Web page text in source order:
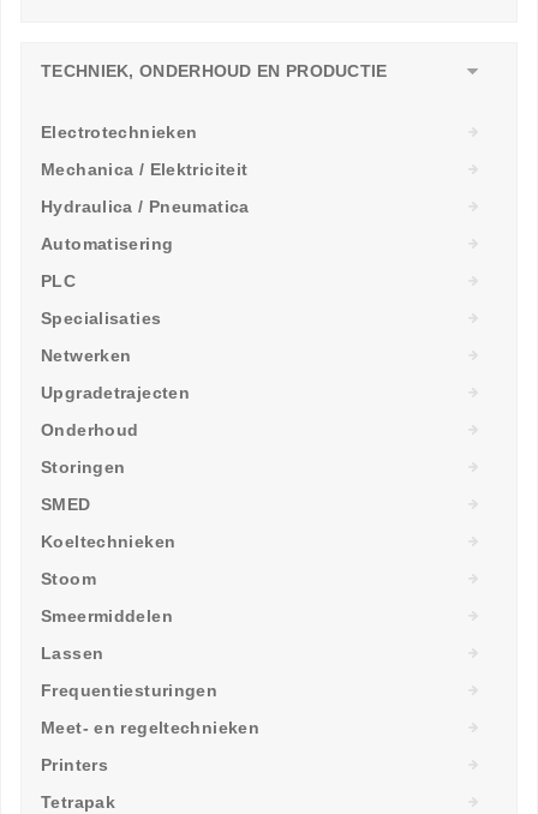
TECHNIEK, ONDERHOUD EN PRODUCTIE
Electrotechnieken
Mechanica / Elektriciteit
Hydraulica / Pneumatica
Automatisering
PLC
Specialisaties
Netwerken
Upgradetrajecten
Onderhoud
Storingen
SMED
Koeltechnieken
Stoom
Smeermiddelen
Lassen
Frequentiesturingen
Meet- en regeltechnieken
Printers
Tetrapak